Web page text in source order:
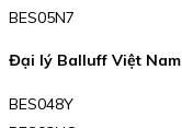
BES05N7
Đại lý Balluff Việt Nam
BES048Y